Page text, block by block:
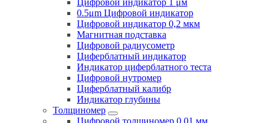
Цифровой индикатор 1 μм
0.5μm Цифровой индикатор
Цифровой индикатор 0,2 мкм
Магнитная подставка
Цифровой радиусометр
Циферблатный индикатор
Индикатор циферблатного теста
Цифровой нутромер
Циферблатный калибр
Индикатор глубины
Толщиномер